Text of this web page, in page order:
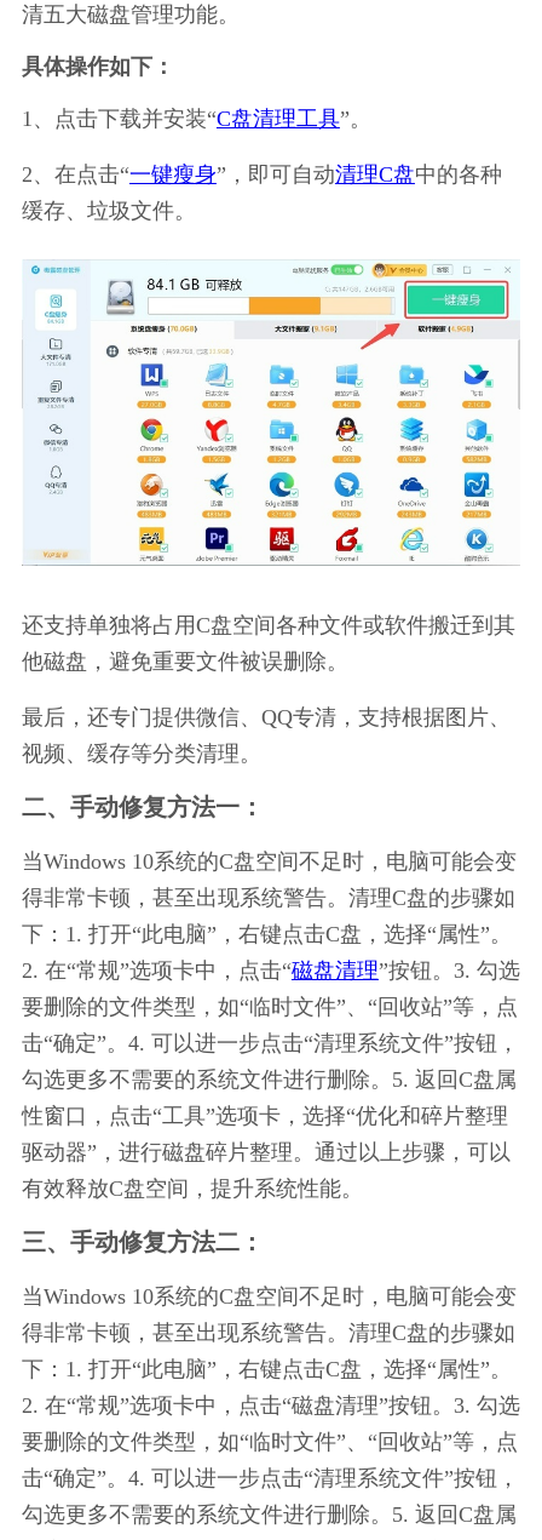
清五大磁盘管理功能。
具体操作如下：
1、点击下载并安装“C盘清理工具”。
2、在点击“一键瘦身”，即可自动清理C盘中的各种
缓存、垃圾文件。
还支持单独将占用C盘空间各种文件或软件搬迁到其
他磁盘，避免重要文件被误删除。
最后，还专门提供微信、QQ专清，支持根据图片、
视频、缓存等分类清理。
二、手动修复方法一：
当Windows 10系统的C盘空间不足时，电脑可能会变
得非常卡顿，甚至出现系统警告。清理C盘的步骤如
下：1. 打开“此电脑”，右键点击C盘，选择“属性”。
2. 在“常规”选项卡中，点击“磁盘清理”按钮。3. 勾选
要删除的文件类型，如“临时文件”、“回收站”等，点
击“确定”。4. 可以进一步点击“清理系统文件”按钮，
勾选更多不需要的系统文件进行删除。5. 返回C盘属
性窗口，点击“工具”选项卡，选择“优化和碎片整理
驱动器”，进行磁盘碎片整理。通过以上步骤，可以
有效释放C盘空间，提升系统性能。
三、手动修复方法二：
当Windows 10系统的C盘空间不足时，电脑可能会变
得非常卡顿，甚至出现系统警告。清理C盘的步骤如
下：1. 打开“此电脑”，右键点击C盘，选择“属性”。
2. 在“常规”选项卡中，点击“磁盘清理”按钮。3. 勾选
要删除的文件类型，如“临时文件”、“回收站”等，点
击“确定”。4. 可以进一步点击“清理系统文件”按钮，
勾选更多不需要的系统文件进行删除。5. 返回C盘属